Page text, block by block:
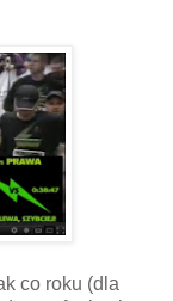
co roku (dla